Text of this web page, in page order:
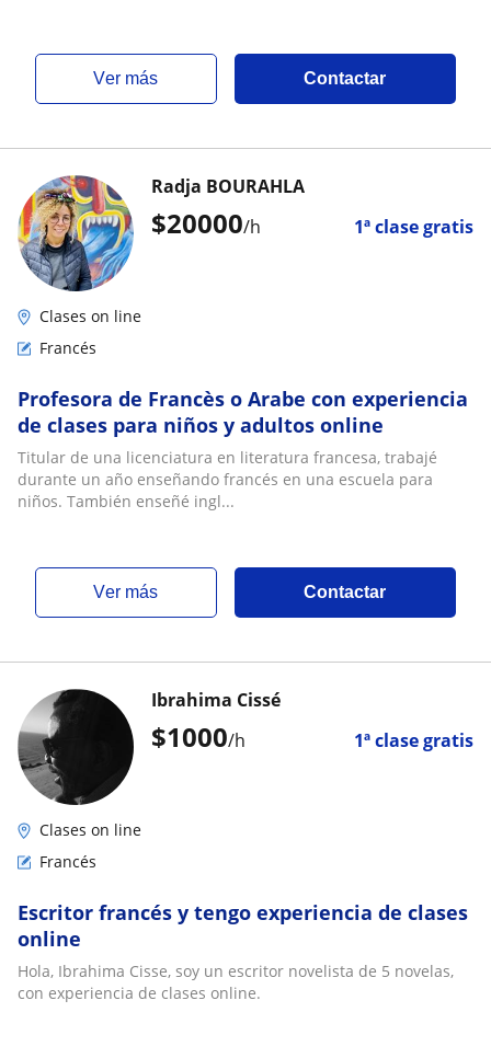
ver más Contactar
$20000/h 1ª clase gratis
Radja BOURAHLA
Clases on line
Francés
Profesora de Francès o Arabe con experiencia
de clases para niños y adultos online
Titular de una licenciatura en literatura francesa, trabajé
durante un año enseñando francés en una escuela para
niños. También enseñé ingl...
ver más Contactar
$1000/h 1ª clase gratis
Ibrahima Cissé
Clases on line
Francés
Escritor francés y tengo experiencia de clases
online
Hola, Ibrahima Cisse, soy un escritor novelista de 5 novelas,
con experiencia de clases online.